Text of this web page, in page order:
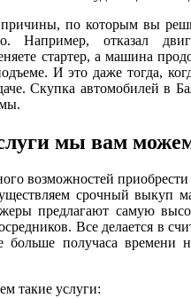
по которым вы
Например, отказал
стартер, а машина
И это даже тогда,
Скупка автомобилей в
мы вам
возможностей
срочный выкуп
предлагают самую
Все делается в
больше получаса времени
такие услуги: